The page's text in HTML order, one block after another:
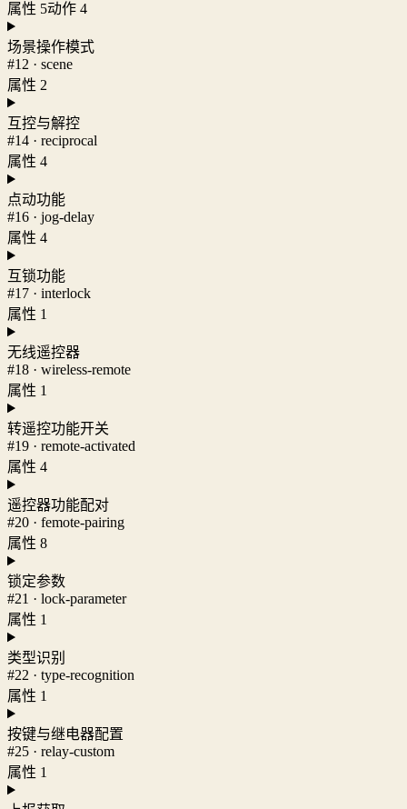
属性 5动作 4
场景操作模式
#12 · scene
属性 2
互控与解控
#14 · reciprocal
属性 4
点动功能
#16 · jog-delay
属性 4
互锁功能
#17 · interlock
属性 1
无线遥控器
#18 · wireless-remote
属性 1
转遥控功能开关
#19 · remote-activated
属性 4
遥控器功能配对
#20 · femote-pairing
属性 8
锁定参数
#21 · lock-parameter
属性 1
类型识别
#22 · type-recognition
属性 1
按键与继电器配置
#25 · relay-custom
属性 1